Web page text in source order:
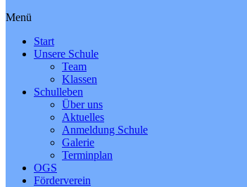
Menü
Start
Unsere Schule
Team
Klassen
Schulleben
Über uns
Aktuelles
Anmeldung Schule
Galerie
Terminplan
OGS
Förderverein